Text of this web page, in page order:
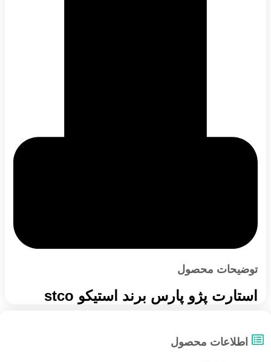
توضیحات محصول
استارت پژو پارس برند استیکو stco
اطلاعات محصول